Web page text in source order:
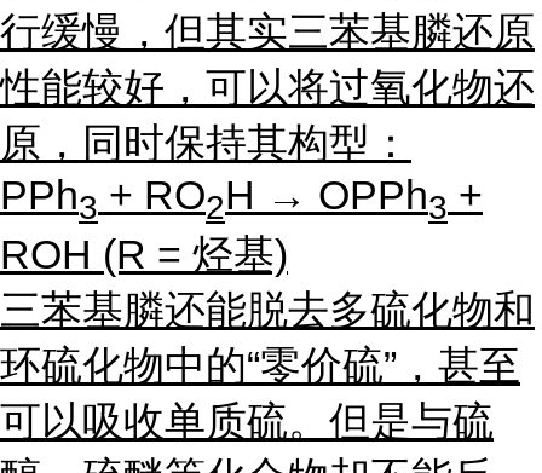
行缓慢，但其实三苯基膦还原
性能较好，可以将过氧化物还
原，同时保持其构型：
PPh3 + RO2H → OPPh3 +
ROH (R = 烃基)
三苯基膦还能脱去多硫化物和
环硫化物中的“零价硫”，甚至
可以吸收单质硫。但是与硫